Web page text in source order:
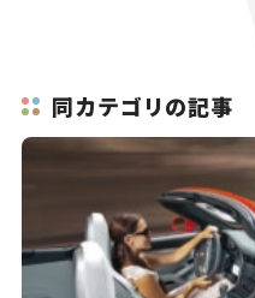
同カテゴリの記事